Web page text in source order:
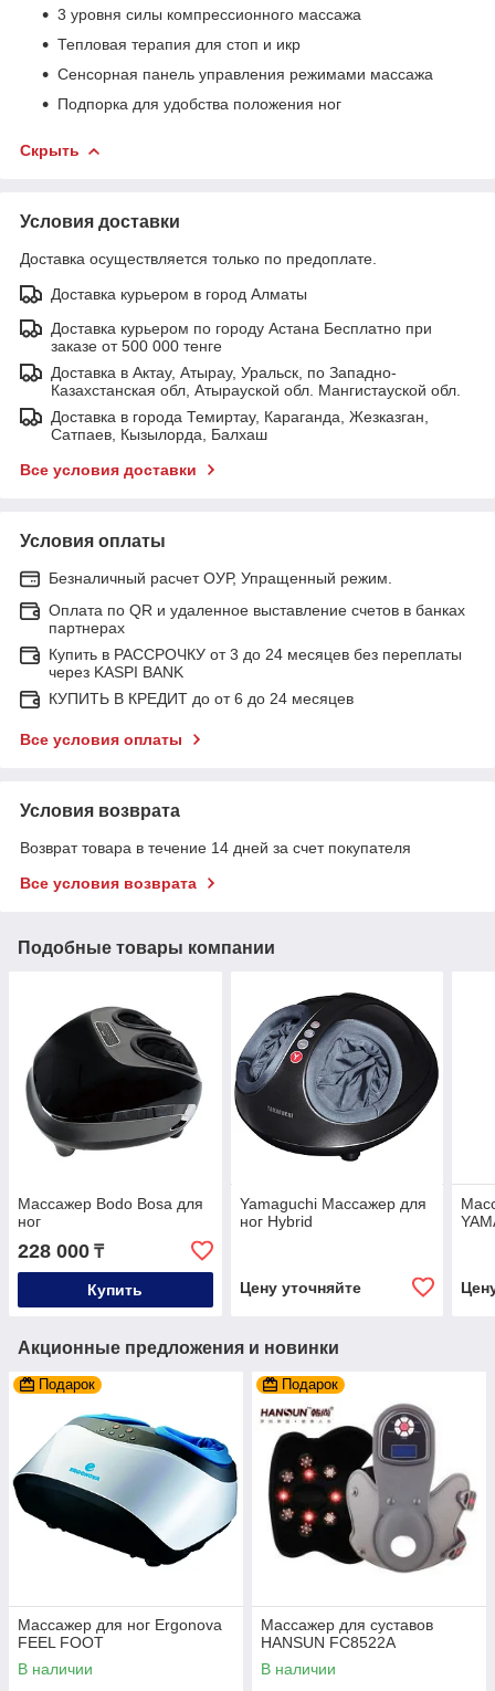
3 уровня силы компрессионного массажа
Тепловая терапия для стоп и икр
Сенсорная панель управления режимами массажа
Подпорка для удобства положения ног
Скрыть
Условия доставки
Доставка осуществляется только по предоплате.
Доставка курьером в город Алматы
Доставка курьером по городу Астана Бесплатно при
заказе от 500 000 тенге
Доставка в Актау, Атырау, Уральск, по Западно-
Казахстанская обл, Атырауской обл. Мангистауской обл.
Доставка в города Темиртау, Караганда, Жезказган,
Сатпаев, Кызылорда, Балхаш
Все условия доставки
Условия оплаты
Безналичный расчет ОУР, Упращенный режим.
Оплата по QR и удаленное выставление счетов в банках
партнерах
Купить в РАССРОЧКУ от 3 до 24 месяцев без переплаты
через KASPI BANK
КУПИТЬ В КРЕДИТ до от 6 до 24 месяцев
Все условия оплаты
Условия возврата
Возврат товара в течение 14 дней за счет покупателя
Все условия возврата
Подобные товары компании
Массажер Bodo Bosa для
ног
228 000 ₸
Купить
Yamaguchi Массажер для
ног Hybrid
Цену уточняйте
Акционные предложения и новинки
Подарок
Массажер для ног Ergonova
FEEL FOOT
В наличии
Подарок
Массажер для суставов
HANSUN FC8522A
В наличии